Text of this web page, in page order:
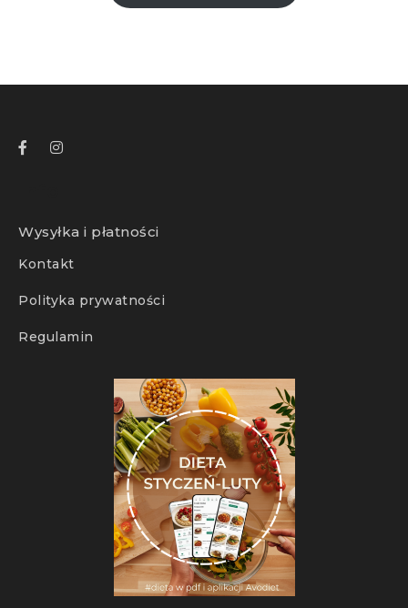
Wysyłka i płatności
Kontakt
Polityka prywatności
Regulamin